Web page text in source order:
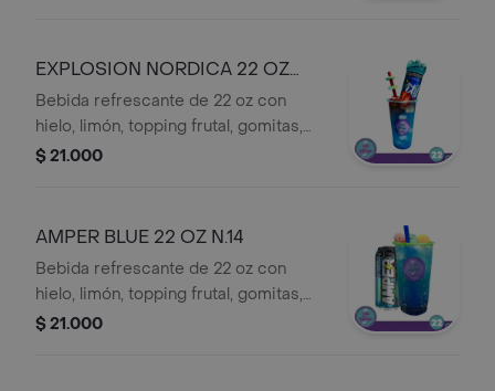
EXPLOSION NORDICA 22 OZ
N.13J
Bebida refrescante de 22 oz con
hielo, limón, topping frutal, gomitas,
perlas explosivas, sirope y bebida
$ 21.000
AMPER BLUE 22 OZ N.14
Bebida refrescante de 22 oz con
hielo, limón, topping frutal, gomitas,
perlas explosivas, sirope y bebida DE
$ 21.000